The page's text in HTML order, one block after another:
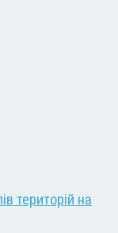
територій на